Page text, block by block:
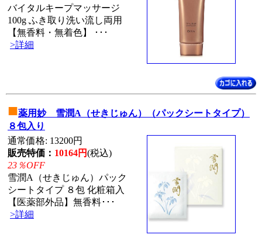
バイタルキープマッサージ
100g ふき取り洗い流し両用
【無香料・無着色】 ･･･
>詳細
■薬用妙 雪潤A（せきじゅん）（パックシートタイプ）
８包入り
通常価格: 13200円
販売特価： 10164円(税込)
23％OFF
雪潤A（せきじゅん）パック
シートタイプ ８包 化粧箱入
【医薬部外品】無香料･･･
>詳細